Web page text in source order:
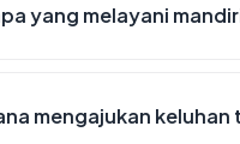
yang melayani
mengajukan